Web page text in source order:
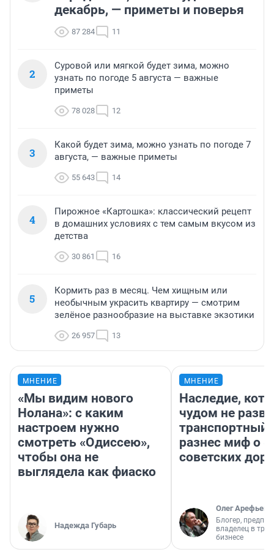
декабрь, — приметы и поверья
87 284 11
2
Суровой или мягкой будет зима, можно
узнать по погоде 5 августа — важные
приметы
78 028 12
3
Какой будет зима, можно узнать по погоде 7
августа, — важные приметы
55 643 14
4
Пирожное «Картошка»: классический рецепт
в домашних условиях с тем самым вкусом из
детства
30 861 16
5
Кормить раз в месяц. Чем хищным или
необычным украсить квартиру — смотрим
зелёное разнообразие на выставке экзотики
26 957 13
МНЕНИЕ
«Мы видим нового
Нолана»: с каким
настроем нужно
смотреть «Одиссею»,
чтобы она не
выглядела как фиаско
Надежда Губарь
МНЕНИЕ
Наследие,
чудом не
транспортный
разнес миф о
советских
Олег Арефьев
Блогер,
владелец в
бизнесе